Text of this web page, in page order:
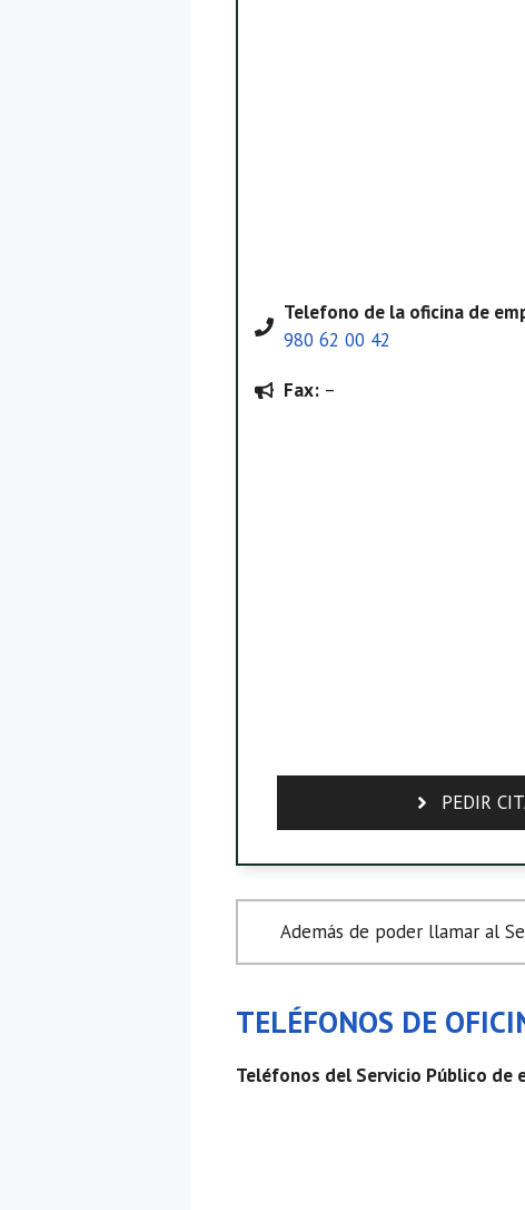
Telefono de la oficina de
980 62 00 42
Fax: –
PEDIR
Además de poder llamar al
TELÉFONOS DE
Teléfonos del Servicio Público de